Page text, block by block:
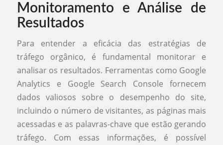
Monitoramento e Análise de
Resultados
Para entender a eficácia das estratégias de
tráfego orgânico, é fundamental monitorar e
analisar os resultados. Ferramentas como Google
Analytics e Google Search Console fornecem
dados valiosos sobre o desempenho do site,
incluindo o número de visitantes, as páginas mais
acessadas e as palavras-chave que estão gerando
tráfego. Com essas informações, é possível